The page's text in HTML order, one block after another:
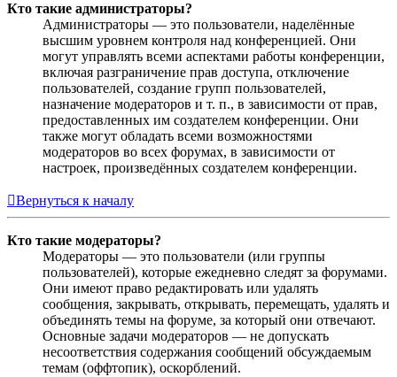
Кто такие администраторы?
Администраторы — это пользователи, наделённые
высшим уровнем контроля над конференцией. Они
могут управлять всеми аспектами работы конференции,
включая разграничение прав доступа, отключение
пользователей, создание групп пользователей,
назначение модераторов и т. п., в зависимости от прав,
предоставленных им создателем конференции. Они
также могут обладать всеми возможностями
модераторов во всех форумах, в зависимости от
настроек, произведённых создателем конференции.
Вернуться к началу
Кто такие модераторы?
Модераторы — это пользователи (или группы
пользователей), которые ежедневно следят за форумами.
Они имеют право редактировать или удалять
сообщения, закрывать, открывать, перемещать, удалять и
объединять темы на форуме, за который они отвечают.
Основные задачи модераторов — не допускать
несоответствия содержания сообщений обсуждаемым
темам (оффтопик), оскорблений.